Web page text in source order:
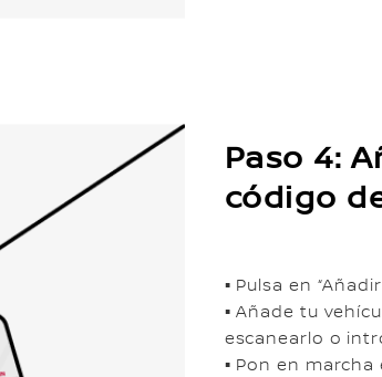
Paso 4:
código
▪ Pulsa en
▪ Añade tu
escanearlo o
▪ Pon en marcha